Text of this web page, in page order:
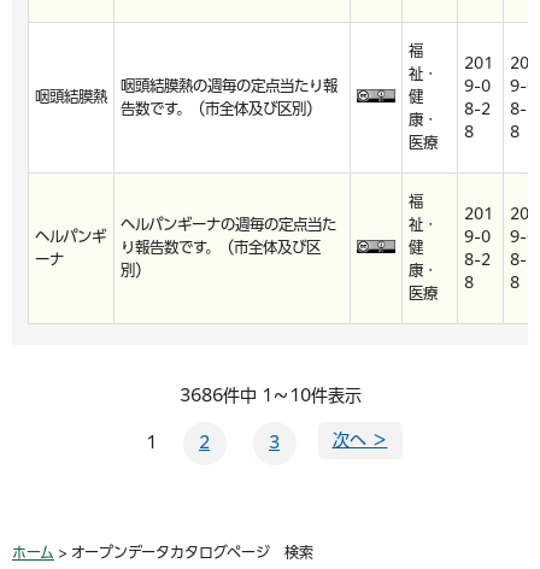
咽頭結膜熱
咽頭結膜熱の週毎の定点当たり報
告数です。（市全体及び区別）
福
祉・
健
康・
医療
201
9-0
8-2
8
201
9-0
8-2
8
ヘルパンギ
ーナ
ヘルパンギーナの週毎の定点当た
り報告数です。（市全体及び区
別）
福
祉・
健
康・
医療
201
9-0
8-2
8
201
9-0
8-2
8
3686件中 1～10件表示
1 2 3 次へ ＞
ホーム > オープンデータカタログページ 検索